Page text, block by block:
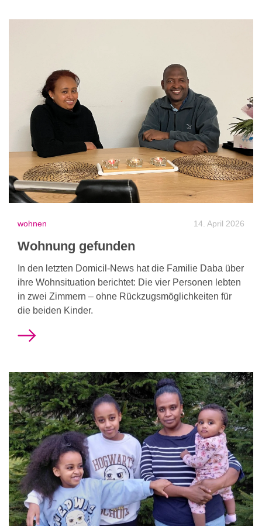
wohnen 14. April 2026
Wohnung gefunden
In den letzten Domicil-News hat die Familie Daba über
ihre Wohnsituation berichtet: Die vier Personen lebten
in zwei Zimmern – ohne Rückzugsmöglichkeiten für
die beiden Kinder.